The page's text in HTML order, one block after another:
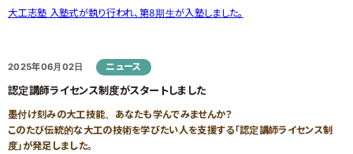
大工志塾 入塾式が執り行われ、第8期生が入塾しました。
2025年06月02日 ニュース
認定講師ライセンス制度がスタートしました
墨付け刻みの大工技能、あなたも学んでみませんか？
このたび伝統的な大工の技術を学びたい人を支援する「認定講師ライセンス制
度」が発足しました。